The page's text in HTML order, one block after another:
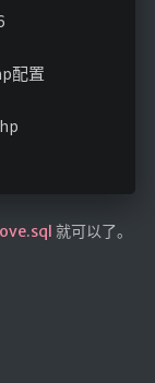
配置
就可以了。